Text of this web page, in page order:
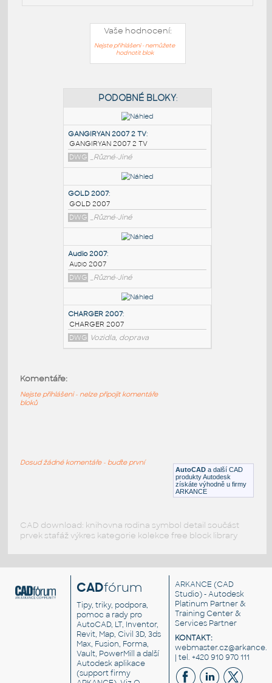
Vaše hodnocení:
Nejste přihlášeni - nemůžete
hodnotit blok
PODOBNÉ BLOKY:
GANGIRYAN 2007 2 TV:
GANGIRYAN 2007 2 TV
DWG _Různé-Jiné
GOLD 2007:
GOLD 2007
DWG _Různé-Jiné
DWG _Různé-Jiné
Vozidla, doprava AutoCAD a další CAD
produkty Autodesk
získáte výhodně u firmy
ARKANCE
Komentáře:
Nejste přihlášeni - nelze připojit komentáře
bloků
Dosud žádné komentáře - buďte první
CAD download: knihovna rodina symbol detail součást
prvek stafáž výkres kategorie kolekce free block library
CADfórum
Tipy, triky, podpora,
pomoc a rady pro
AutoCAD, LT, Inventor,
Revit, Map, Civil 3D, 3ds
Max, Fusion, Forma,
Vault, PowerMill a další
Autodesk aplikace
(support firmy
ARKANCE (CAD
Studio) - Autodesk
Platinum Partner &
Training Center &
Services Partner
KONTAKT:
| tel. +420 910 970 111